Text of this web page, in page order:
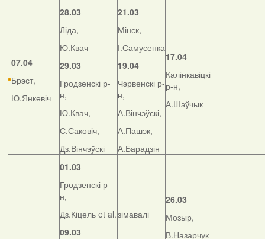
07.04
Брэст,
Ю.Янкевіч
28.03
Ліда,
Ю.Квач
29.03
Гродзенскі р-
н,
Ю.Квач,
С.Саковіч,
Дз.Вінчэўскі
21.03
Мінск,
І.Самусенка
19.04
Чэрвенскі р-
н,
А.Вінчэўскі,
А.Пашэк,
А.Барадзін
17.04
Калінкавіцкі
р-н,
А.Шэўчык
01.03
Гродзенскі р-
н,
Дз.Кіцель et al.
09.03
зімавалі
26.03
Мозыр,
В.Назарчук